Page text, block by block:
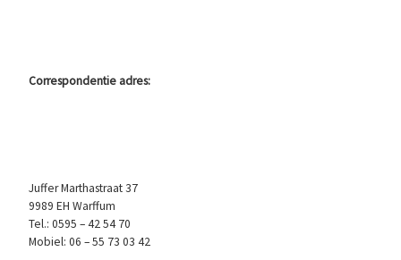
Correspondentie adres:
Juffer Marthastraat 37
9989 EH Warffum
Tel.: 0595 – 42 54 70
Mobiel: 06 – 55 73 03 42